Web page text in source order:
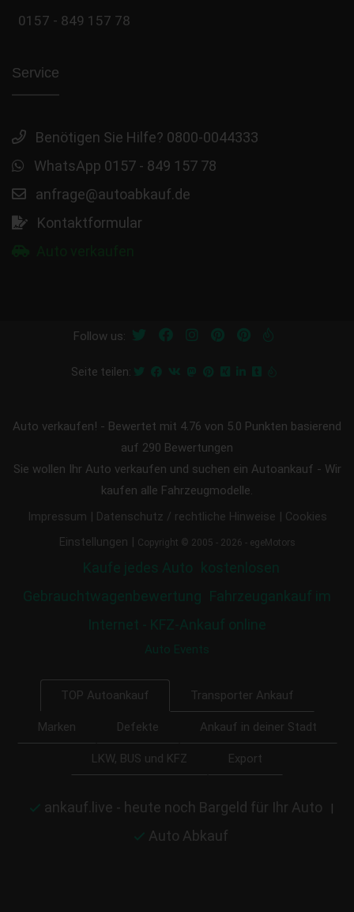
0157 - 849 157 78
Service
Benötigen Sie Hilfe? 0800-0044333
WhatsApp 0157 - 849 157 78
anfrage@autoabkauf.de
Kontaktformular
Follow us:
Seite teilen:
Auto verkaufen! - Bewertet mit 4.76 von 5.0 Punkten basierend
auf 290 Bewertungen
Sie wollen Ihr Auto verkaufen und suchen ein Autoankauf - Wir
kaufen alle Fahrzeugmodelle.
Impressum | Datenschutz / rechtliche Hinweise | Cookies
Einstellungen | Copyright © 2005 - 2026 - egeMotors
Kaufe jedes Auto kostenlosen
Gebrauchtwagenbewertung Fahrzeugankauf im
Internet - KFZ-Ankauf online
Auto Events
TOP Autoankauf Transporter Ankauf
Marken Defekte Ankauf in deiner Stadt
LKW, BUS und KFZ Export
ankauf.live - heute noch Bargeld für Ihr Auto |
Auto Abkauf